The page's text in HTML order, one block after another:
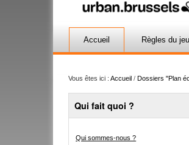
Accueil Règles du jeu
Vous êtes ici : Accueil / Dossiers "Plan
Qui fait quoi ?
Qui sommes-nous ?